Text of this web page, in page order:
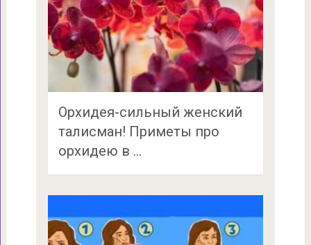
Орхидея-сильный женский
талисман! Приметы про
орхидею в …